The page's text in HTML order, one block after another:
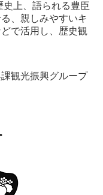
史上、語られる豊臣
、親しみやすいキ
で活用し、歴史観
観光振興グループ